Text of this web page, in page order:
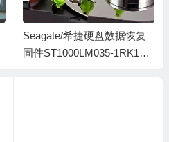
Seagate/希捷硬盘数据恢复
固件ST1000LM035-1RK172-